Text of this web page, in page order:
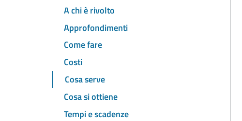
A chi è rivolto
Approfondimenti
Come fare
Costi
Cosa serve
Cosa si ottiene
Tempi e scadenze